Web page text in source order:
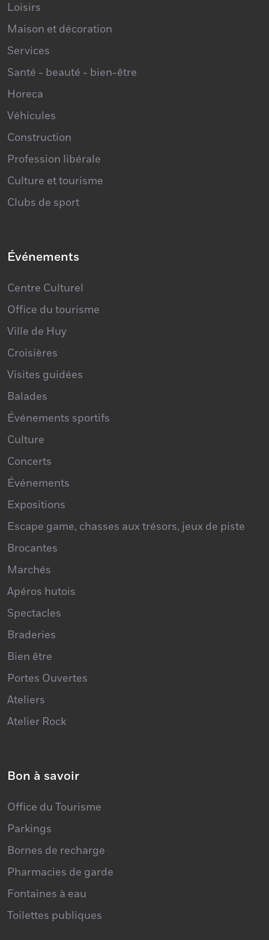
Maison et décoration
Services
Santé - beauté - bien-être
Horeca
Véhicules
Construction
Profession libérale
Culture et tourisme
Clubs de sport
Office du tourisme
Ville de Huy
Croisières
Visites guidées
Balades
Événements sportifs
Culture
Concerts
Événements
Expositions
Escape game, chasses aux trésors, jeux de piste
Brocantes
Marchés
Apéros hutois
Spectacles
Braderies
Bien être
Portes Ouvertes
Ateliers
Atelier Rock
Parkings
Bornes de recharge
Pharmacies de garde
Fontaines à eau
Toilettes publiques